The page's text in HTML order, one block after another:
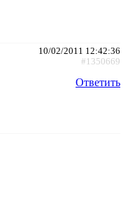
10/02/2011 12:42:36
#1350669
Ответить